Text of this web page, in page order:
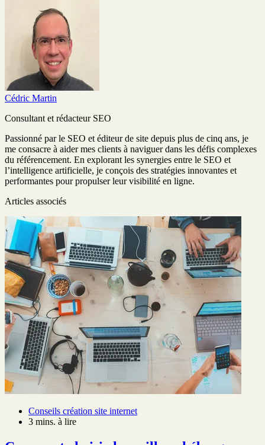
Cédric Martin
Consultant et rédacteur SEO
Passionné par le SEO et éditeur de site depuis plus de cinq ans, je
me consacre à aider mes clients à naviguer dans les défis complexes
du référencement. En explorant les synergies entre le SEO et
l’intelligence artificielle, je conçois des stratégies innovantes et
performantes pour propulser leur visibilité en ligne.
Articles associés
Conseils création site internet
3 mins. à lire